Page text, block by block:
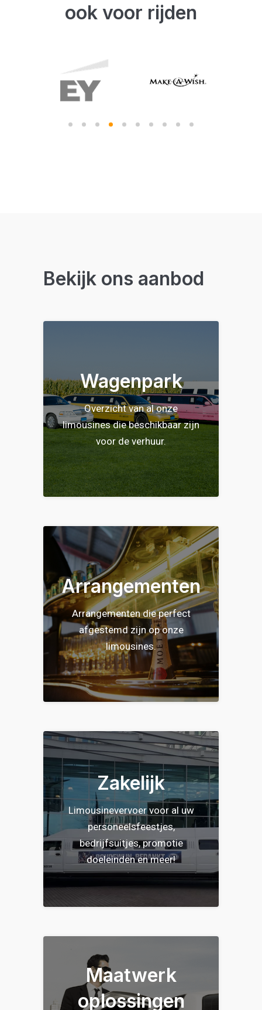
ook voor rijden
Bekijk ons aanbod
Wagenpark
Overzicht van al onze
limousines die beschikbaar zijn
voor de verhuur.
Arrangementen
Arrangementen die perfect
afgestemd zijn op onze
limousines.
Zakelijk
Limousinevervoer voor al uw
personeelsfeestjes,
bedrijfsuitjes, promotie
doeleinden en meer!
Maatwerk
oplossingen